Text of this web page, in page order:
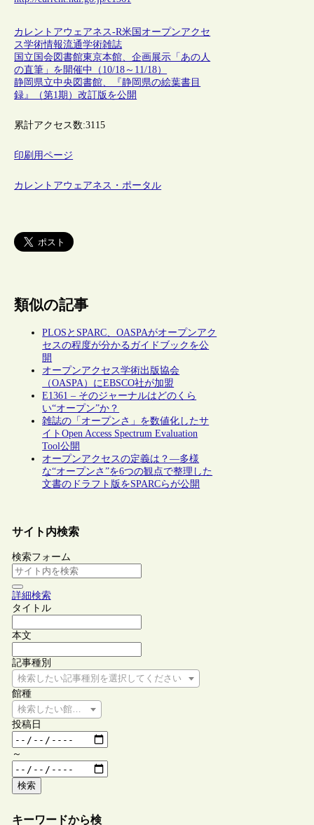
カレントアウェアネス-R米国 オープンアクセ
ス学術情報流通学術雑誌
国立国会図書館東京本館、企画展示「あの人
の直筆」を開催中（10/18～11/18）
静岡県立中央図書館、『静岡県の絵葉書目
録』（第1期）改訂版を公開
累計アクセス数:3115
印刷用ページ
カレントアウェアネス・ポータル
類似の記事
PLOSとSPARC、OASPAがオープンアク
セスの程度が分かるガイドブックを公
開
オープンアクセス学術出版協会
（OASPA）にEBSCO社が加盟
E1361 – そのジャーナルはどのくら
い“オープン”か？
雑誌の「オープンさ」を数値化したサ
イトOpen Access Spectrum Evaluation
Tool公開
オープンアクセスの定義は？―多様
な“オープンさ”を6つの観点で整理した
文書のドラフト版をSPARCらが公開
サイト内検索
検索フォーム
詳細検索
タイトル
本文
記事種別
検索したい記事種別を選択してください
館種
検索したい館種を選択してください
投稿日
～
検索
キーワードから検